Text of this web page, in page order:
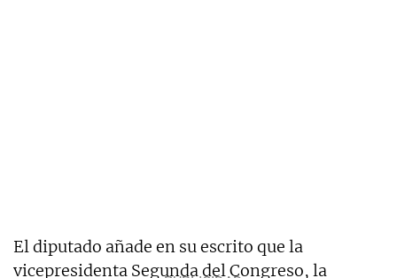
El diputado añade en su escrito que la
vicepresidenta Segunda del Congreso, la